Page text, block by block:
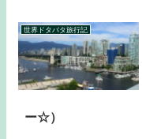
世界ドタバタ旅行記
ー☆）